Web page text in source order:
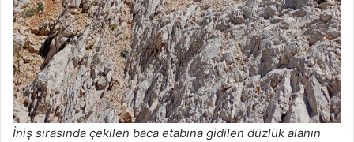
İniş sırasında çekilen baca etabına gidilen düzlük alanın